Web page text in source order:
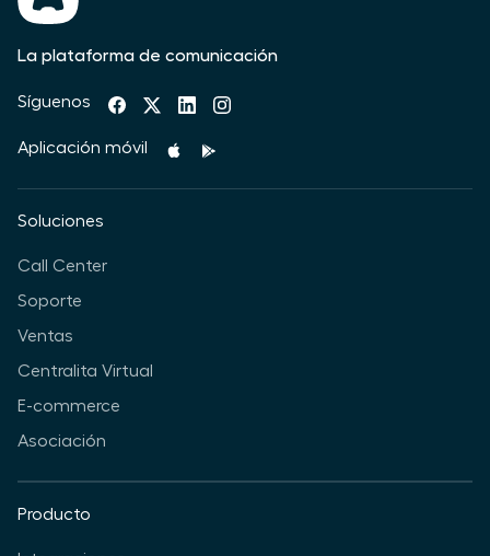
La plataforma de comunicación
Síguenos
Aplicación móvil
Soluciones
Call Center
Soporte
Ventas
Centralita Virtual
E-commerce
Asociación
Producto